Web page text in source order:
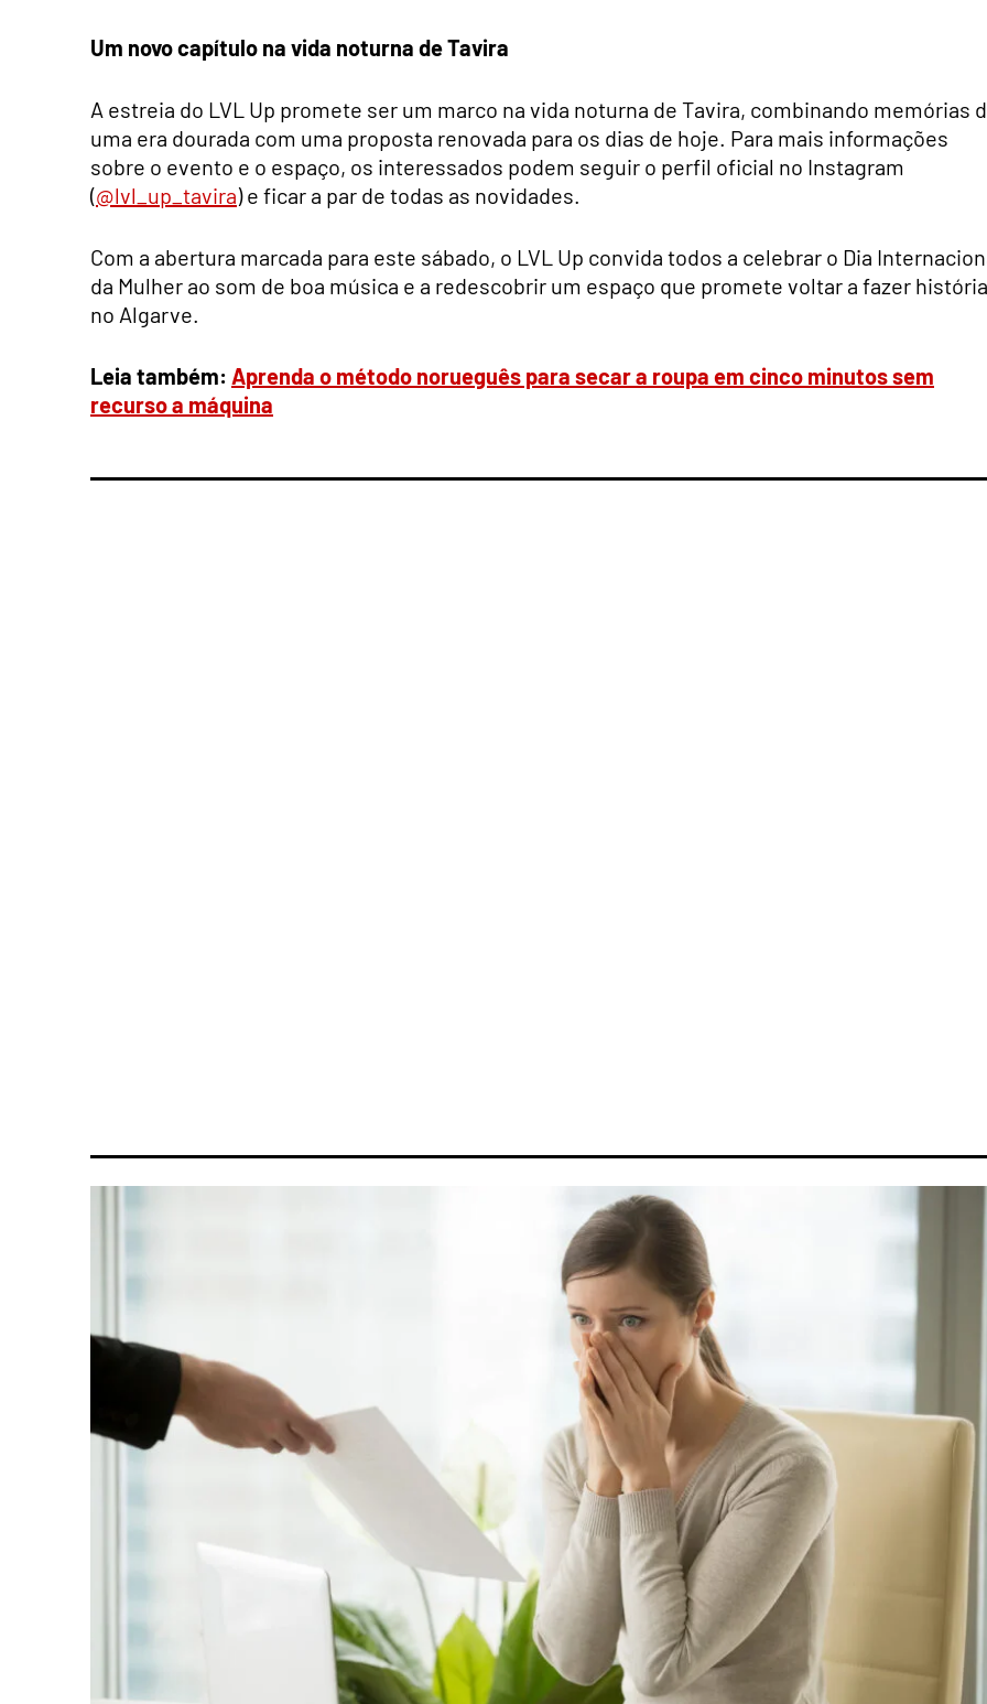
Um novo capítulo na vida noturna de Tavira
A estreia do LVL Up promete ser um marco na vida noturna de Tavira, combinando memórias
uma era dourada com uma proposta renovada para os dias de hoje. Para mais informações
sobre o evento e o espaço, os interessados podem seguir o perfil oficial no Instagram
(@lvl_up_tavira) e ficar a par de todas as novidades.
Com a abertura marcada para este sábado, o LVL Up convida todos a celebrar o Dia
da Mulher ao som de boa música e a redescobrir um espaço que promete voltar a fazer história
no Algarve.
Leia também: Aprenda o método norueguês para secar a roupa em cinco minutos sem
recurso a máquina